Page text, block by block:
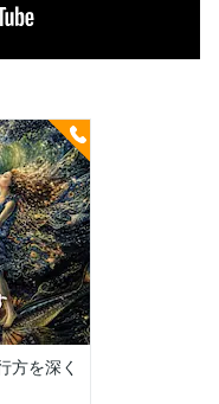
方を深く